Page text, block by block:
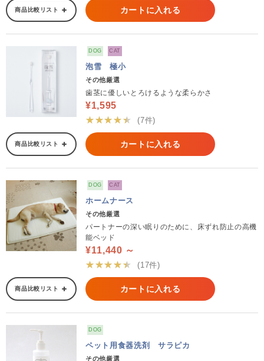
商品比較リスト カートに入れる
DOG CAT
泡雪 極小
その他厳選
歯茎に優しいとろけるような柔らかさ
¥1,595
★★★★★
(7件)
商品比較リスト カートに入れる
DOG CAT
ホームナース
その他厳選
パートナーの深い眠りのために、床ずれ防止の高機
能ベッド
¥11,440 ～
★★★★★
(17件)
商品比較リスト カートに入れる
DOG
ペット用食器洗剤 サラピカ
その他厳選